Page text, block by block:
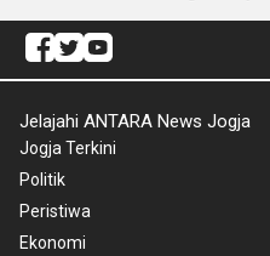
Jelajahi ANTARA News Jogja
Jogja Terkini
Politik
Peristiwa
Ekonomi